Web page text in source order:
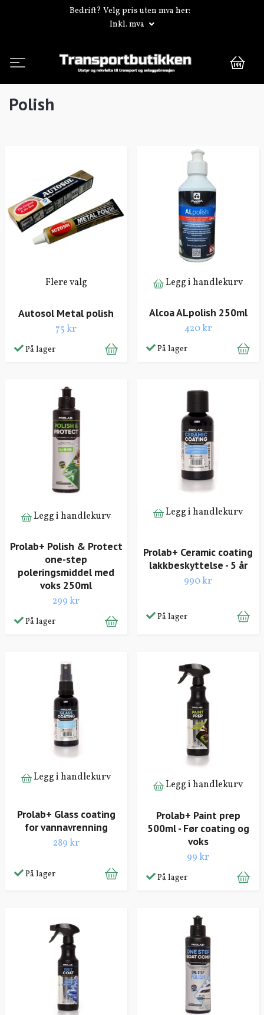
Bedrift? Velg pris uten mva her:
Inkl. mva
0
Polish
Flere valg
Autosol Metal polish
75 kr
På lager
Legg i handlekurv
Alcoa ALpolish 250ml
420 kr
På lager
Legg i handlekurv
Prolab+ Polish & Protect
one-step
poleringsmiddel med
voks 250ml
299 kr
På lager
Legg i handlekurv
Prolab+ Ceramic coating
lakkbeskyttelse - 5 år
990 kr
På lager
Legg i handlekurv
Prolab+ Glass coating
for vannavrenning
289 kr
På lager
Legg i handlekurv
Prolab+ Paint prep
500ml - Før coating og
voks
99 kr
På lager